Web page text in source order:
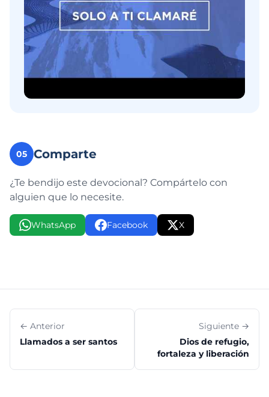
05 Comparte
¿Te bendijo este devocional? Compártelo con
alguien que lo necesite.
WhatsApp Facebook X
← Anterior
Llamados a ser santos
Siguiente →
Dios de refugio,
fortaleza y liberación